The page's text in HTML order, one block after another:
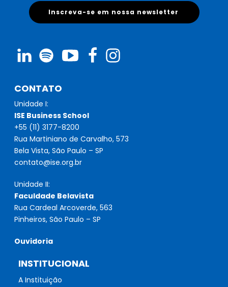
Inscreva-se em nossa newsletter
CONTATO
Unidade I:
ISE Business School
+55 (11) 3177-8200
Rua Martiniano de Carvalho, 573
Bela Vista, São Paulo – SP
contato@ise.org.br
Unidade II:
Faculdade Belavista
Rua Cardeal Arcoverde, 563
Pinheiros, São Paulo – SP
Ouvidoria
INSTITUCIONAL
A Instituição